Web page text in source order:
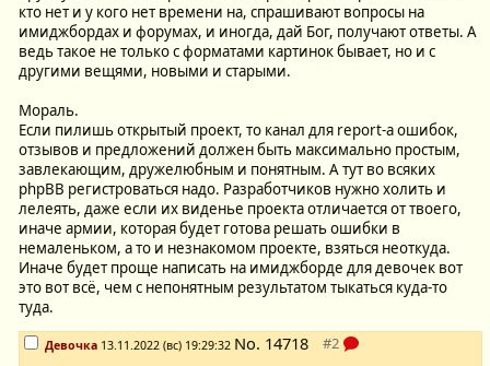
кто нет и у кого нет времени на, спрашивают вопросы на
имиджбордах и форумах, и иногда, дай Бог, получают ответы. А
ведь такое не только с форматами картинок бывает, но и с
другими вещями, новыми и старыми.
Мораль.
Если пилишь открытый проект, то канал для report-а ошибок,
отзывов и предложений должен быть максимально простым,
завлекающим, дружелюбным и понятным. А тут во всяких
phpBB регистроваться надо. Разработчиков нужно холить и
лелеять, даже если их виденье проекта отличается от твоего,
иначе армии, которая будет готова решать ошибки в
немаленьком, а то и незнакомом проекте, взяться неоткуда.
Иначе будет проще написать на имиджборде для девочек вот
это вот всё, чем с непонятным результатом тыкаться куда-то
туда.
Девочка 13.11.2022 (вс) 19:29:32 No. 14718